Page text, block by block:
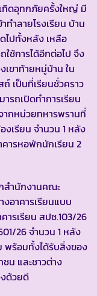
ดอุทกภัยครั้งใหญ่ มี
ำลายโรงเรียน บ้าน
ไปทั้งหลัง เหลือ
ช้การได้อีกต่อไป จึง
เขาท้ายหมู่บ้าน ใน
เป็นที่เรียนชั่วคราว
รถเปิดทำการเรียน
ากหน่วยทหารพรานที่
งเรียน จำนวน 1 หลัง
คารหอพักนักเรียน 2
ำนักงานคณะ
อาคารเรียนแบบ
ารเรียน สปช.103/26
26 จำนวน 1 หลัง
พร้อมทั้งได้รับสิ่งของ
น และชาวต่าง
ด้วยดี